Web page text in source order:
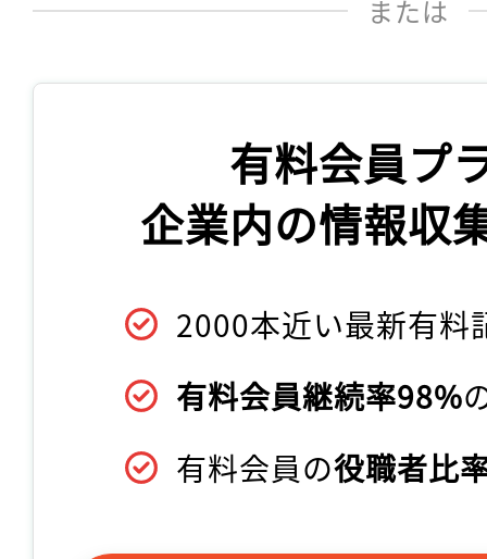
または
有料会員プ
企業内の情報収
2000本近い最新有料
有料会員継続率98%
有料会員の役職者比